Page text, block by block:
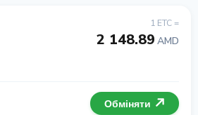
1 ETC =
2 148.89 AMD
Обміняти